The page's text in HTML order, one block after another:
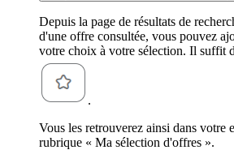
Depuis la page de résultats de
d'une offre consultée, vous pouvez
votre choix à votre sélection. Il suffit
.
Vous les retrouverez ainsi dans votre
rubrique « Ma sélection d'offres ».